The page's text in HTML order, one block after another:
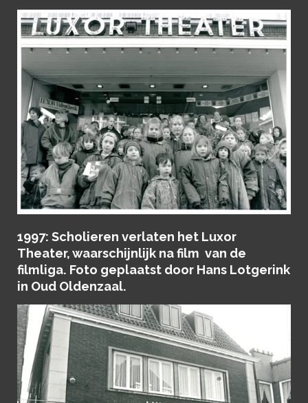
1997: Scholieren verlaten het Luxor
Theater, waarschijnlijk na film van de
filmliga. Foto geplaatst door Hans Lotgerink
in Oud Oldenzaal.